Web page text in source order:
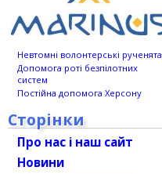
Невтомні волонтерські рученята
Допомога роті безпілотних
систем
Постійна допомога Херсону
Сторінки
Про нас і наш сайт
Новини